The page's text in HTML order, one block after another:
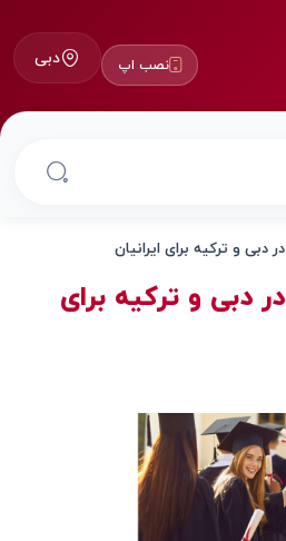
نصب اپ دبی
و ترکیه برای ایرانیان
دبی و ترکیه برای